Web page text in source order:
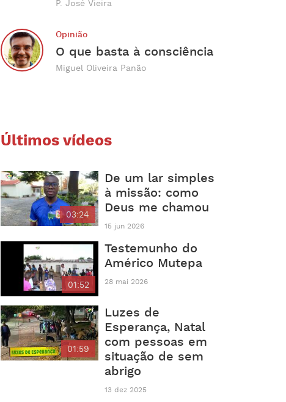
P. José Vieira
Opinião
O que basta à consciência
Miguel Oliveira Panão
Últimos vídeos
03:24
De um lar simples
à missão: como
Deus me chamou
15 jun 2026
01:52
Testemunho do
Américo Mutepa
28 mai 2026
01:59
Luzes de
Esperança, Natal
com pessoas em
situação de sem
abrigo
13 dez 2025